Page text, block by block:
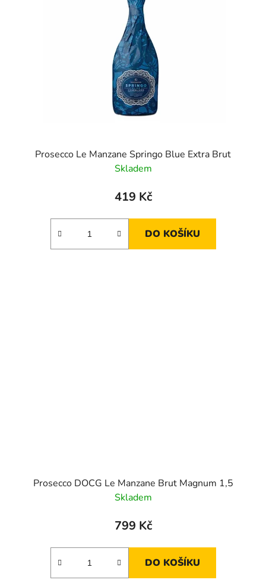
Prosecco Le Manzane Springo Blue Extra Brut
Skladem
419 Kč
DO KOŠÍKU
Prosecco DOCG Le Manzane Brut Magnum 1,5
Skladem
799 Kč
DO KOŠÍKU